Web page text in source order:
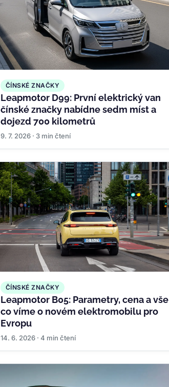
ČÍNSKÉ ZNAČKY
Leapmotor D99: První elektrický van
čínské značky nabídne sedm míst a
dojezd 700 kilometrů
9. 7. 2026 · 3 min čtení
ČÍNSKÉ ZNAČKY
Leapmotor B05: Parametry, cena a vše
co víme o novém elektromobilu pro
Evropu
14. 6. 2026 · 4 min čtení